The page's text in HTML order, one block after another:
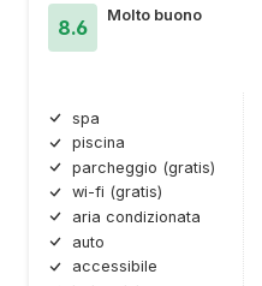
8.6
Molto buono
spa
piscina
parcheggio (gratis)
wi-fi (gratis)
aria condizionata
auto
accessibile